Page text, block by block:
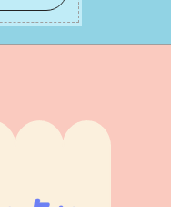
形作られて